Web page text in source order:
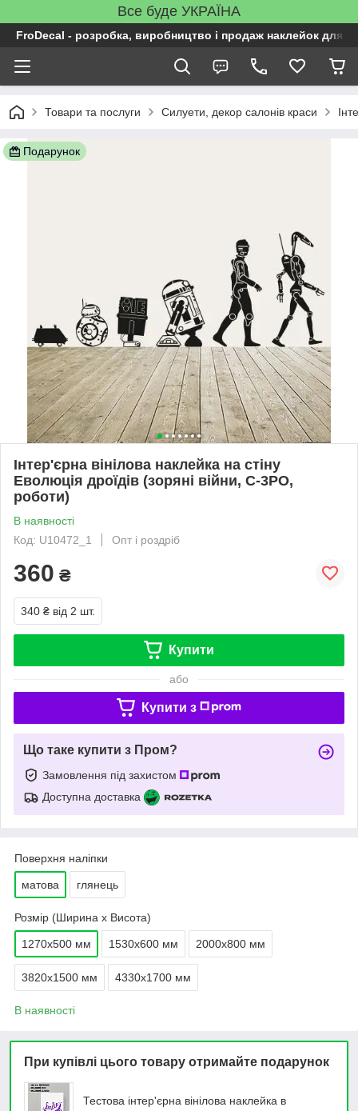
Все буде УКРАЇНА
FroDecal - розробка, виробництво і продаж наклейок для
Товари та послуги Силуети, декор салонів краси
Подарунок
Інтер'єрна вінілова наклейка на стіну
Еволюція дроїдів (зоряні війни, C-3PO,
роботи)
В наявності
Код: U10472_1
Опт і роздріб
360 ₴
340 ₴ від 2 шт.
Купити
або
Купити з
Що таке купити з Пром?
Замовлення під захистом
Доступна доставка
Поверхня наліпки
матова глянець
Розмір (Ширина х Висота)
1270х500 мм 1530х600 мм 2000х800 мм
3820х1500 мм 4330х1700 мм
В наявності
При купівлі цього товару отримайте подарунок
Тестова інтер'єрна вінілова наклейка в